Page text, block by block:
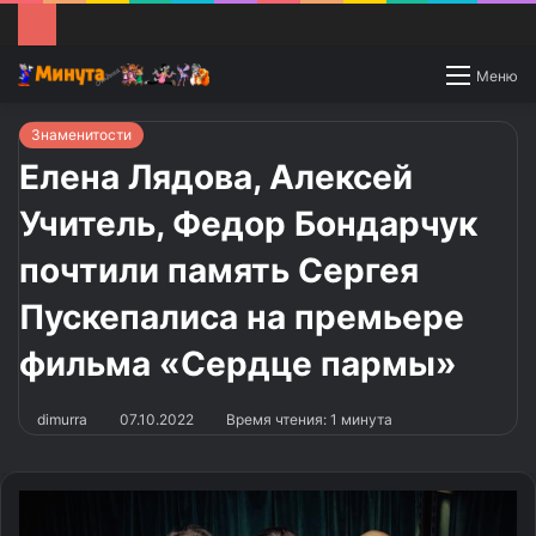
Меню
Switch
Знаменитости
Елена Лядова, Алексей
Учитель, Федор Бондарчук
почтили память Сергея
Пускепалиса на премьере
фильма «Сердце пармы»
dimurra 07.10.2022 Время чтения: 1 минута